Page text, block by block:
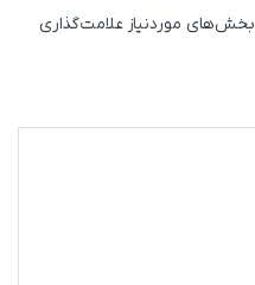
بخش‌های موردنیاز علامت‌گذاری